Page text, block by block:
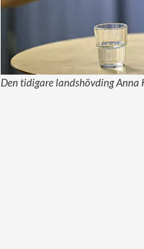
Den tidigare landshövding Anna